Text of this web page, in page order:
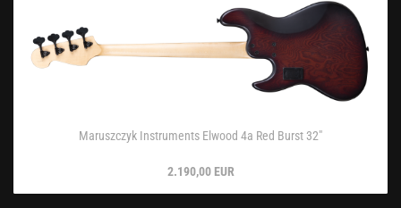
Maruszczyk Instruments Elwood 4a Red Burst 32"
2.190,00 EUR